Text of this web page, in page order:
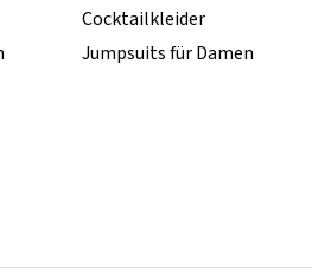
Cocktailkleider
Jumpsuits für Damen